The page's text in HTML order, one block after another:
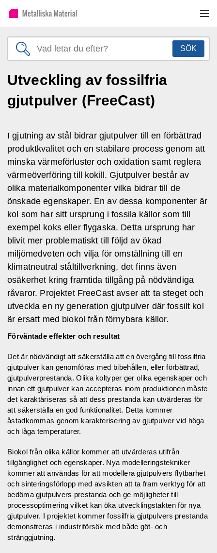
SÖK
Utveckling av fossilfria
gjutpulver (FreeCast)
I gjutning av stål bidrar gjutpulver till en förbättrad
produktkvalitet och en stabilare process genom att
minska värmeförluster och oxidation samt reglera
värmeöverföring till kokill. Gjutpulver består av
olika materialkomponenter vilka bidrar till de
önskade egenskaper. En av dessa komponenter är
kol som har sitt ursprung i fossila källor som till
exempel koks eller flygaska. Detta ursprung har
blivit mer problematiskt till följd av ökad
miljömedveten och vilja för omställning till en
klimatneutral ståltillverkning, det finns även
osäkerhet kring framtida tillgång på nödvändiga
råvaror. Projektet FreeCast avser att ta steget och
utveckla en ny generation gjutpulver där fossilt kol
är ersatt med biokol från förnybara källor.
Förväntade effekter och resultat
Det är nödvändigt att säkerställa att en övergång till fossilfria
gjutpulver kan genomföras med bibehållen, eller förbättrad,
gjutpulverprestanda. Olika koltyper ger olika egenskaper och
innan ett gjutpulver kan accepteras inom produktionen måste
det karaktäriseras så att dess prestanda kan utvärderas för
att säkerställa en god funktionalitet. Detta kommer
åstadkommas genom karakterisering av gjutpulver vid höga
och låga temperaturer.
Biokol från olika källor kommer att utvärderas utifrån
tillgänglighet och egenskaper. Nya modelleringstekniker
kommer att användas för att modellera gjutpulvers flytbarhet
och sinteringsförlopp med avsikten att ta fram verktyg för att
bedöma gjutpulvers prestanda och ge möjligheter till
processoptimering vilket kan öka utvecklingstakten för nya
gjutpulver. I projektet kommer fossilfria gjutpulvers prestanda
demonstreras i industriförsök med både göt- och
stränggjutning.